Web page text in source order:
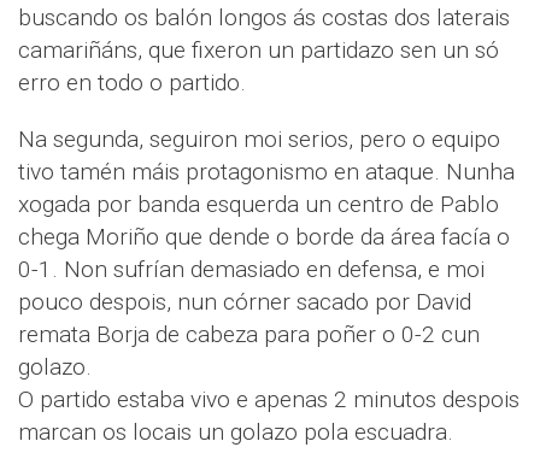
buscando os balón longos ás costas dos laterais
camariñáns, que fixeron un partidazo sen un só
erro en todo o partido.
Na segunda, seguiron moi serios, pero o equipo
tivo tamén máis protagonismo en ataque. Nunha
xogada por banda esquerda un centro de Pablo
chega Moriño que dende o borde da área facía o
0-1. Non sufrían demasiado en defensa, e moi
pouco despois, nun córner sacado por David
remata Borja de cabeza para poñer o 0-2 cun
golazo.
O partido estaba vivo e apenas 2 minutos despois
marcan os locais un golazo pola escuadra.